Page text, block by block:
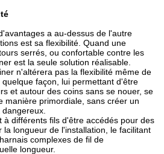
a au-dessus de l'autre
est sa flexibilité. Quand une
serrés, ou confortable contre les
est la seule solution réalisable.
n'altérera pas la flexibilité même de
façon, lui permettant d'être
et autour des coins sans se nouer, se
manière primordiale, sans créer un
à différents fils d'être accédés pour des
la longueur de l'installation, le facilitant
complexes de fil de
longueur.